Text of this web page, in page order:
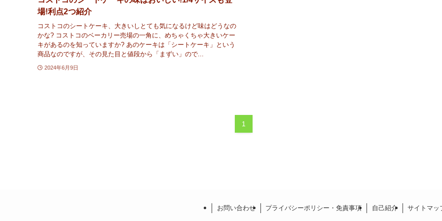
場!利点2つ紹介
コストコのシートケーキ、大きいしとても気になるけど味はどうなの
かな? コストコのベーカリー売場の一角に、めちゃくちゃ大きいケー
キがあるのを知っていますか? あのケーキは「シートケーキ」という
商品なのですが、その見た目と値段から「まずい」ので...
2024年6月9日
1
お問い合わせ プライバシーポリシー・免責事項 自己紹介 サイトマッ